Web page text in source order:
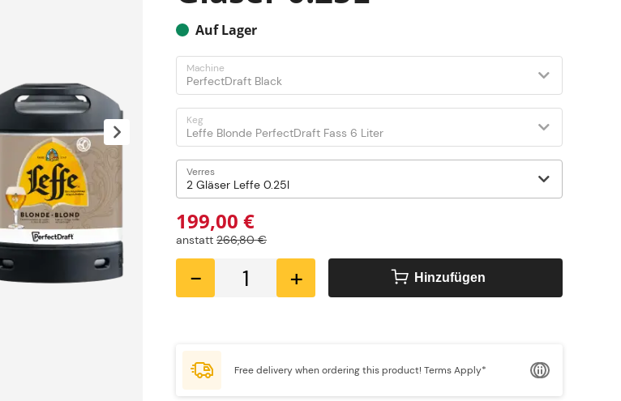
Auf Lager
Machine
Keg
Verres
199,00 €
anstatt 266,80 €
- + Hinzufügen
Free delivery when ordering this product! Terms Apply*